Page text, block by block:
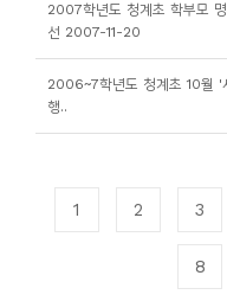
2007학년도 청계초 학부모
선 2007-11-20
2006~7학년도 청계초 10월 '
행..
1 2 3
8